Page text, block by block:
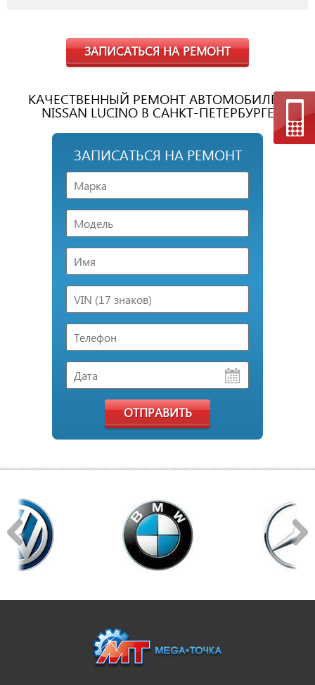
ЗАПИСАТЬСЯ НА РЕМОНТ
КАЧЕСТВЕННЫЙ РЕМОНТ АВТОМОБИЛЕЙ
NISSAN LUCINO В САНКТ-ПЕТЕРБУРГЕ
ЗАПИСАТЬСЯ НА РЕМОНТ
ОТПРАВИТЬ